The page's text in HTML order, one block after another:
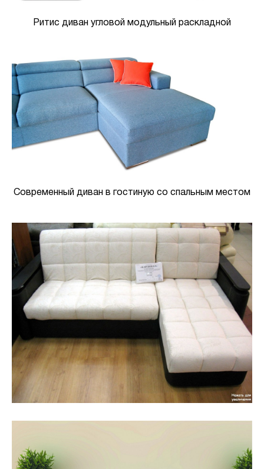
Ритис диван угловой модульный раскладной
Современный диван в гостиную со спальным местом